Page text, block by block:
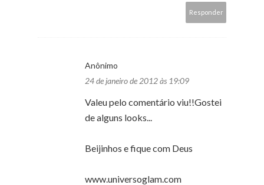
Responder
Anônimo
24 de janeiro de 2012 às 19:09
Valeu pelo comentário viu!!Gostei
de alguns looks...
Beijinhos e fique com Deus
www.universoglam.com